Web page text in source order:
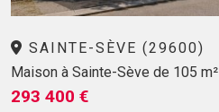
SAINTE-SÈVE (29600)
Maison à Sainte-Sève de 105 m²
293 400 €